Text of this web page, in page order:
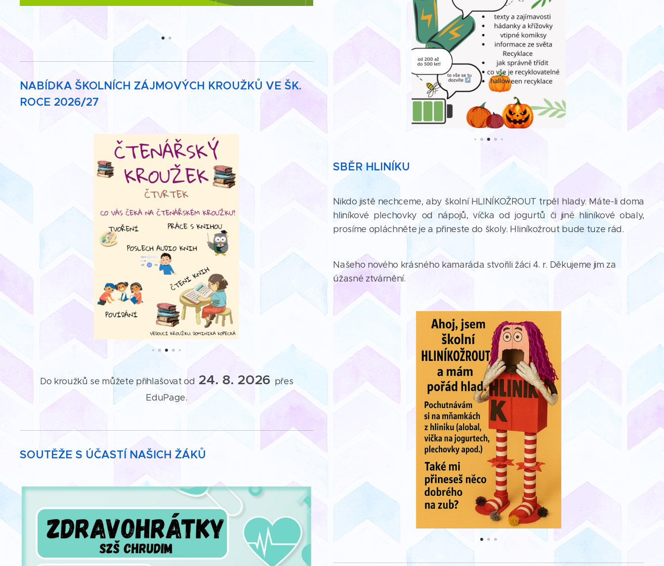
NABÍDKA ŠKOLNÍCH ZÁJMOVÝCH KROUŽKŮ VE ŠK.
ROCE 2026/27
Do kroužků se můžete přihlašovat od 24. 8. 2026 přes
EduPage.
SOUTĚŽE S ÚČASTÍ NAŠICH ŽÁKŮ
SBĚR HLINÍKU
Nikdo jistě nechceme, aby školní HLINÍKOŽROUT trpěl hlady. Máte-li doma
hliníkové plechovky od nápojů, víčka od jogurtů či jiné hliníkové obaly,
prosíme opláchněte je a přineste do školy. Hliníkožrout bude tuze rád.
Našeho nového krásného kamaráda stvořili žáci 4. r. Děkujeme jim za
úžasné ztvárnění.